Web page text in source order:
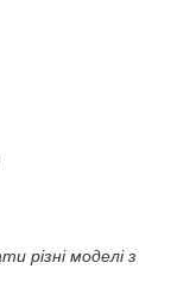
різні моделі з